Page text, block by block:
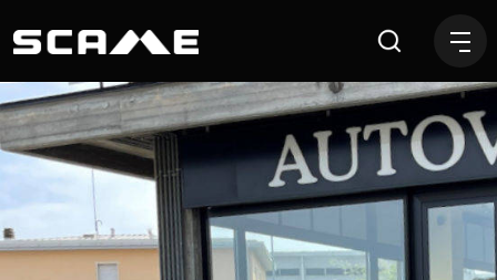
Concessionaria